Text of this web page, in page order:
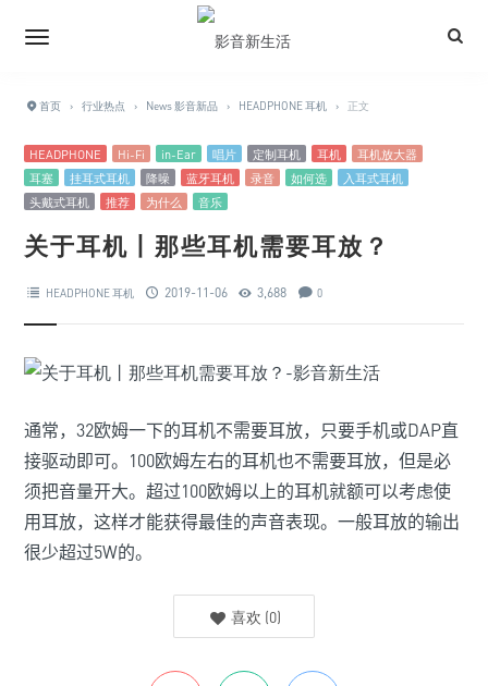
首页 › 行业热点 › News 影音新品 › HEADPHONE 耳机 › 正文
HEADPHONE Hi-Fi in-Ear 唱片 定制耳机 耳机
耳机放大器
耳塞
挂耳式耳机 降噪 蓝牙耳机 录音 如何选
入耳式耳机
头戴式耳机
推荐 为什么 音乐
关于耳机丨那些耳机需要耳放？
HEADPHONE 耳机 2019-11-06 3,688 0
通常， 32欧姆一下的耳机不需要耳放，只要手机或DAP直
接驱动即可。 100欧姆左右的耳机也不需要耳放，但是必
须把音量开大。超过100欧姆以上的耳机就额可以考虑使
用耳放，这样才能获得最佳的声音表现。一般耳放的输出
很少超过5W的。
喜欢 (0)